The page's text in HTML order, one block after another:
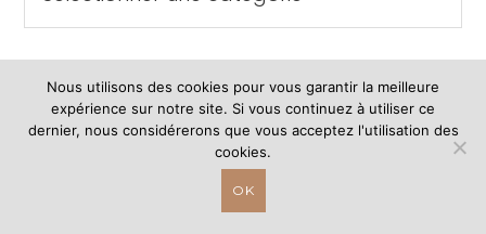
Étiquettes
Back to school
Bonnes adresses
Nous utilisons des cookies pour vous garantir la meilleure
expérience sur notre site. Si vous continuez à utiliser ce
dernier, nous considérerons que vous acceptez l'utilisation des
cookies.
OK